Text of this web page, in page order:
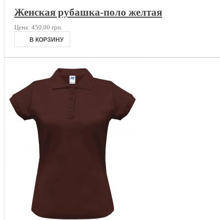
Женская рубашка-поло желтая
Цена: 450,00 грн.